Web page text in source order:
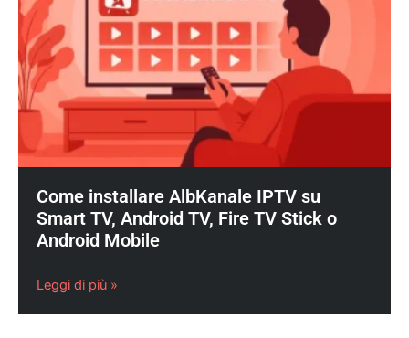
Come installare AlbKanale IPTV su
Smart TV, Android TV, Fire TV Stick o
Android Mobile
Leggi di più »